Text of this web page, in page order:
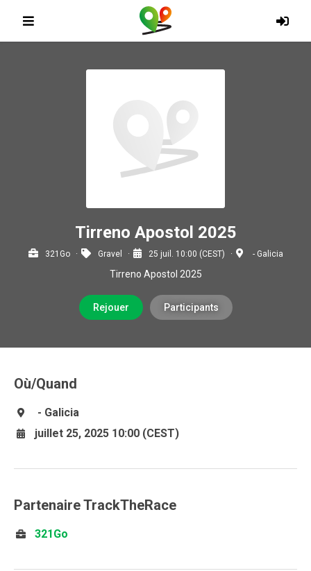
Tirreno Apostol 2025
321Go Gravel 25 juil. 10:00 (CEST) - Galicia
Tirreno Apostol 2025
Rejouer Participants
Où/Quand
- Galicia
juillet 25, 2025 10:00 (CEST)
Partenaire TrackTheRace
321Go